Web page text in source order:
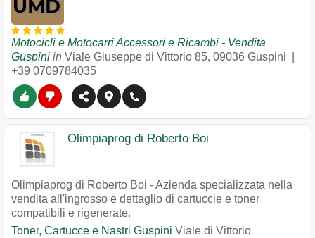
Motocicli e Motocarri Accessori e Ricambi - Vendita
Guspini in Viale Giuseppe di Vittorio 85, 09036 Guspini
+39 0709784035
Olimpiaprog di Roberto Boi
Olimpiaprog di Roberto Boi - Azienda specializzata nella
vendita all'ingrosso e dettaglio di cartuccie e toner
compatibili e rigenerate.
Toner, Cartucce e Nastri Guspini Viale di Vittorio